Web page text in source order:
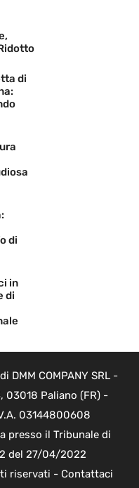
di
di
in
di
DMM COMPANY SRL -
03018 Paliano (FR) -
03144800608
presso il Tribunale di
del 27/04/2022
riservati - Contattaci